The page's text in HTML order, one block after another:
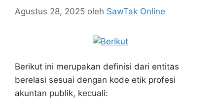
Agustus 28, 2025 oleh SawTak Online
Berikut ini merupakan definisi dari entitas
berelasi sesuai dengan kode etik profesi
akuntan publik, kecuali: